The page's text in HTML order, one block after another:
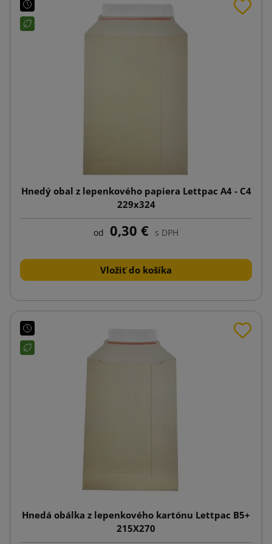
Hnedý obal z lepenkového papiera Lettpac A4 - C4
229x324
od 0,30 € s DPH
Vložiť do košíka
Hnedá obálka z lepenkového kartónu Lettpac B5+
215X270